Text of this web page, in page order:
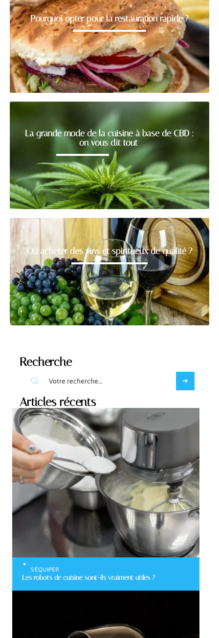
Pourquoi opter pour la restauration rapide ?
La grande mode de la cuisine à base de CBD :
on vous dit tout
Où acheter des vins et spiritueux de qualité ?
Recherche
Articles récents
S'ÉQUIPER
Les robots de cuisine sont-ils vraiment utiles ?